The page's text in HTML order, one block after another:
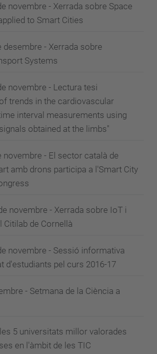
novembre - Xerrada sobre Space
to Smart Cities
desembre - Xerrada sobre
Systems
novembre - Lectura tesi
trends in the cardiovascular
interval measurements using
obtained at the limbs"
novembre - El sector català de
amb drons participa a l'Smart City
novembre - Xerrada sobre IoT i
Citilab de Cornellà
novembre - Sessió informativa
d'estudiants pel curs 2016-17
- Setmana de la Ciència a
5 universitats millor valorades
en l'àmbit de les TIC